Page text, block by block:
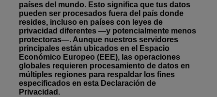
países del mundo. Esto significa que tus datos
pueden ser procesados fuera del país donde
resides, incluso en países con leyes de
privacidad diferentes —y potencialmente menos
protectoras—. Aunque nuestros servidores
principales están ubicados en el Espacio
Económico Europeo (EEE), las operaciones
globales requieren procesamiento de datos en
múltiples regiones para respaldar los fines
especificados en esta Declaración de
Privacidad.